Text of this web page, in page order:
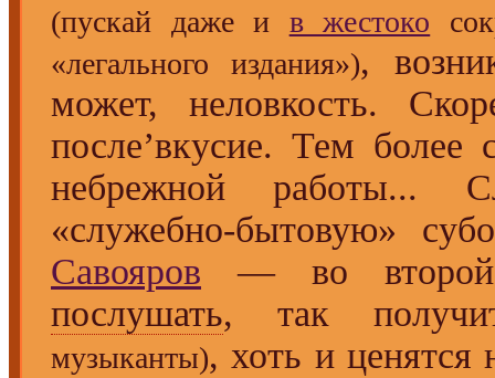
(пускай даже и в жестоко
«легального издания»),
может, неловкость.
после’вкусие. Тем более
небрежной
«служебно-бытовую»
Савояров — во второй
послушать, так
музыканты), хоть и ценятся